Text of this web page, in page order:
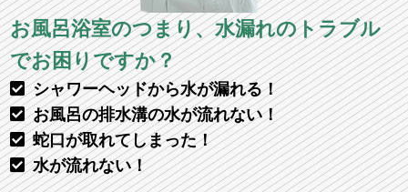
お風呂浴室のつまり、水漏れのトラブル
でお困りですか？
シャワーヘッドから水が漏れる！
お風呂の排水溝の水が流れない！
蛇口が取れてしまった！
水が流れない！